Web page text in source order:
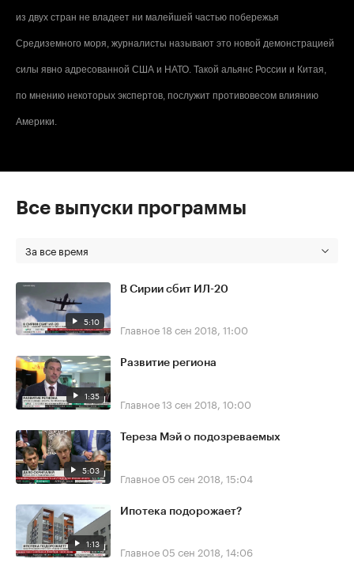
из двух стран не владеет ни малейшей частью побережья
Средиземного моря, журналисты называют это новой демонстрацией
силы явно адресованной США и НАТО. Такой альянс России и Китая,
по мнению некоторых экспертов, послужит противовесом влиянию
Америки.
Все выпуски программы
За все время
5:10
В Сирии сбит ИЛ-20
Главное18 сен 2018, 11:00
1:35
Развитие региона
Главное13 сен 2018, 10:00
5:03
Тереза Мэй о подозреваемых
Главное 05 сен 2018, 15:04
1:13
Ипотека подорожает?
Главное 05 сен 2018, 14:06